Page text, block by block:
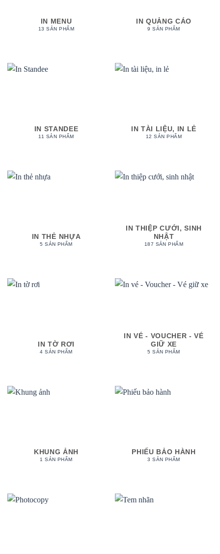
IN MENU
13 SẢN PHẨM
IN QUẢNG CÁO
9 SẢN PHẨM
IN STANDEE
11 SẢN PHẨM
IN TÀI LIỆU, IN LẺ
12 SẢN PHẨM
IN THẺ NHỰA
5 SẢN PHẨM
IN THIỆP CƯỚI, SINH
NHẬT
187 SẢN PHẨM
IN TỜ RƠI
4 SẢN PHẨM
IN VÉ - VOUCHER - VÉ
GIỮ XE
5 SẢN PHẨM
KHUNG ẢNH
1 SẢN PHẨM
PHIẾU BẢO HÀNH
3 SẢN PHẨM